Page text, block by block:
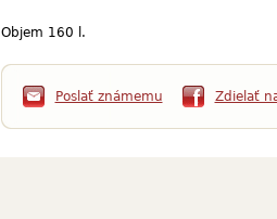
Objem 160 l.
Poslať známemu Zdielať